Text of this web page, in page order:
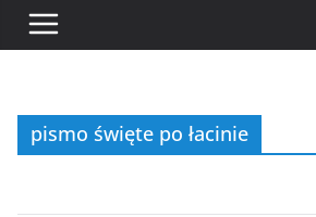
pismo święte po łacinie